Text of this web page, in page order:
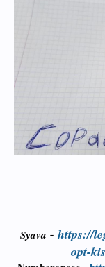
Syava - https://
opt-